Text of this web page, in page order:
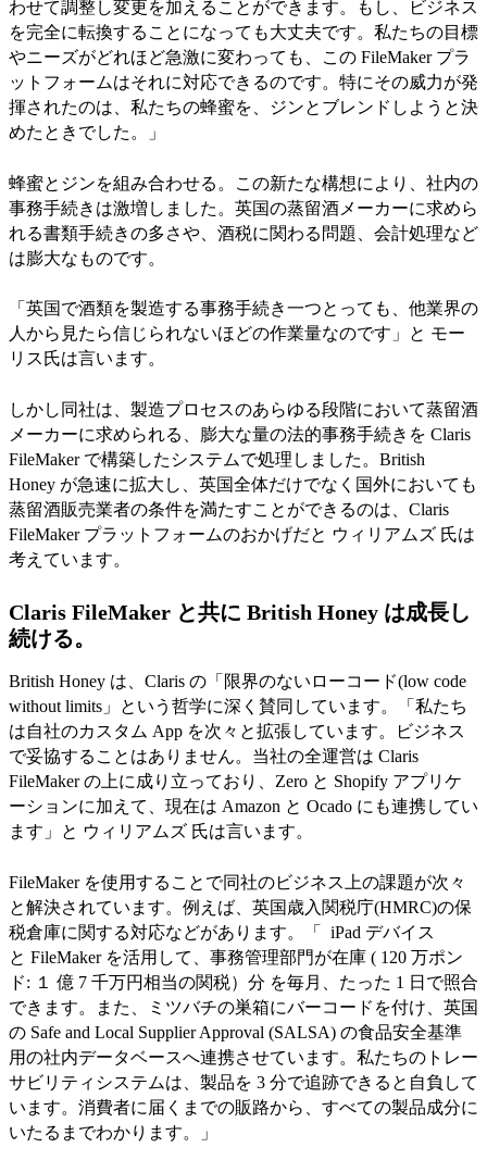
わせて調整し変更を加えることができます。もし、ビジネス
を完全に転換することになっても大丈夫です。私たちの目標
やニーズがどれほど急激に変わっても、この FileMaker プラ
ットフォームはそれに対応できるのです。特にその威力が発
揮されたのは、私たちの蜂蜜を、ジンとブレンドしようと決
めたときでした。」
蜂蜜とジンを組み合わせる。この新たな構想により、社内の
事務手続きは激増しました。英国の蒸留酒メーカーに求めら
れる書類手続きの多さや、酒税に関わる問題、会計処理など
は膨大なものです。
「英国で酒類を製造する事務手続き一つとっても、他業界の
人から見たら信じられないほどの作業量なのです」と モー
リス氏は言います。
しかし同社は、製造プロセスのあらゆる段階において蒸留酒
メーカーに求められる、膨大な量の法的事務手続きを Claris
FileMaker で構築したシステムで処理しました。British
Honey が急速に拡大し、英国全体だけでなく国外においても
蒸留酒販売業者の条件を満たすことができるのは、Claris
FileMaker プラットフォームのおかげだと ウィリアムズ 氏は
考えています。
Claris FileMaker と共に British Honey は成長し
続ける。
British Honey は、Claris の「限界のないローコード(low code
without limits」という哲学に深く賛同しています。「私たち
は自社のカスタム App を次々と拡張しています。ビジネス
で妥協することはありません。当社の全運営は Claris
FileMaker の上に成り立っており、Zero と Shopify アプリケ
ーションに加えて、現在は Amazon と Ocado にも連携してい
ます」と ウィリアムズ 氏は言います。
FileMaker を使用することで同社のビジネス上の課題が次々
と解決されています。例えば、英国歳入関税庁(HMRC)の保
税倉庫に関する対応などがあります。「 iPad デバイス
と FileMaker を活用して、事務管理部門が在庫 ( 120 万ポン
ド: １ 億 7 千万円相当の関税）分 を毎月、たった 1 日で照合
できます。また、ミツバチの巣箱にバーコードを付け、英国
の Safe and Local Supplier Approval (SALSA) の食品安全基準
用の社内データベースへ連携させています。私たちのトレー
サビリティシステムは、製品を 3 分で追跡できると自負して
います。消費者に届くまでの販路から、すべての製品成分に
いたるまでわかります。」